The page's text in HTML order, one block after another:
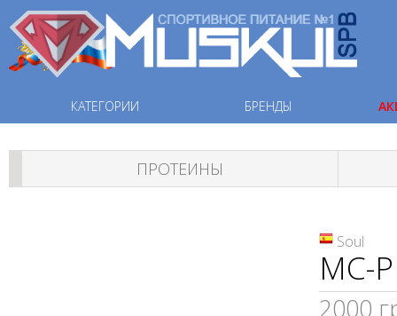
КАТЕГОРИИ БРЕНДЫ
ПРОТЕИНЫ
Soul
MC-
2000